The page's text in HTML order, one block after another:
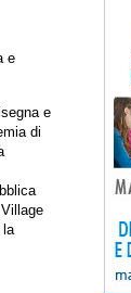
e
e
di
la